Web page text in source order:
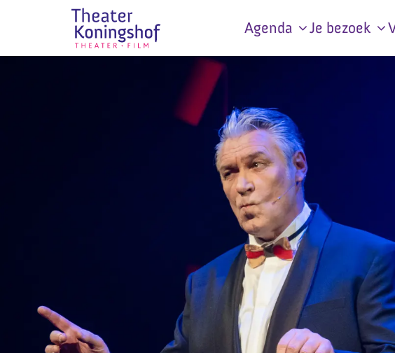
Agenda Je bezoek